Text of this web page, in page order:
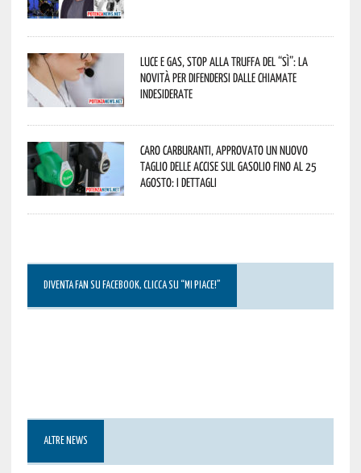
Luce e gas, stop alla truffa del “Sì”: la
novità per difendersi dalle chiamate
indesiderate
Caro carburanti, approvato un nuovo
taglio delle accise sul gasolio fino al 25
agosto: i dettagli
DIVENTA FAN SU FACEBOOK, CLICCA SU “MI PIACE!”
ALTRE NEWS